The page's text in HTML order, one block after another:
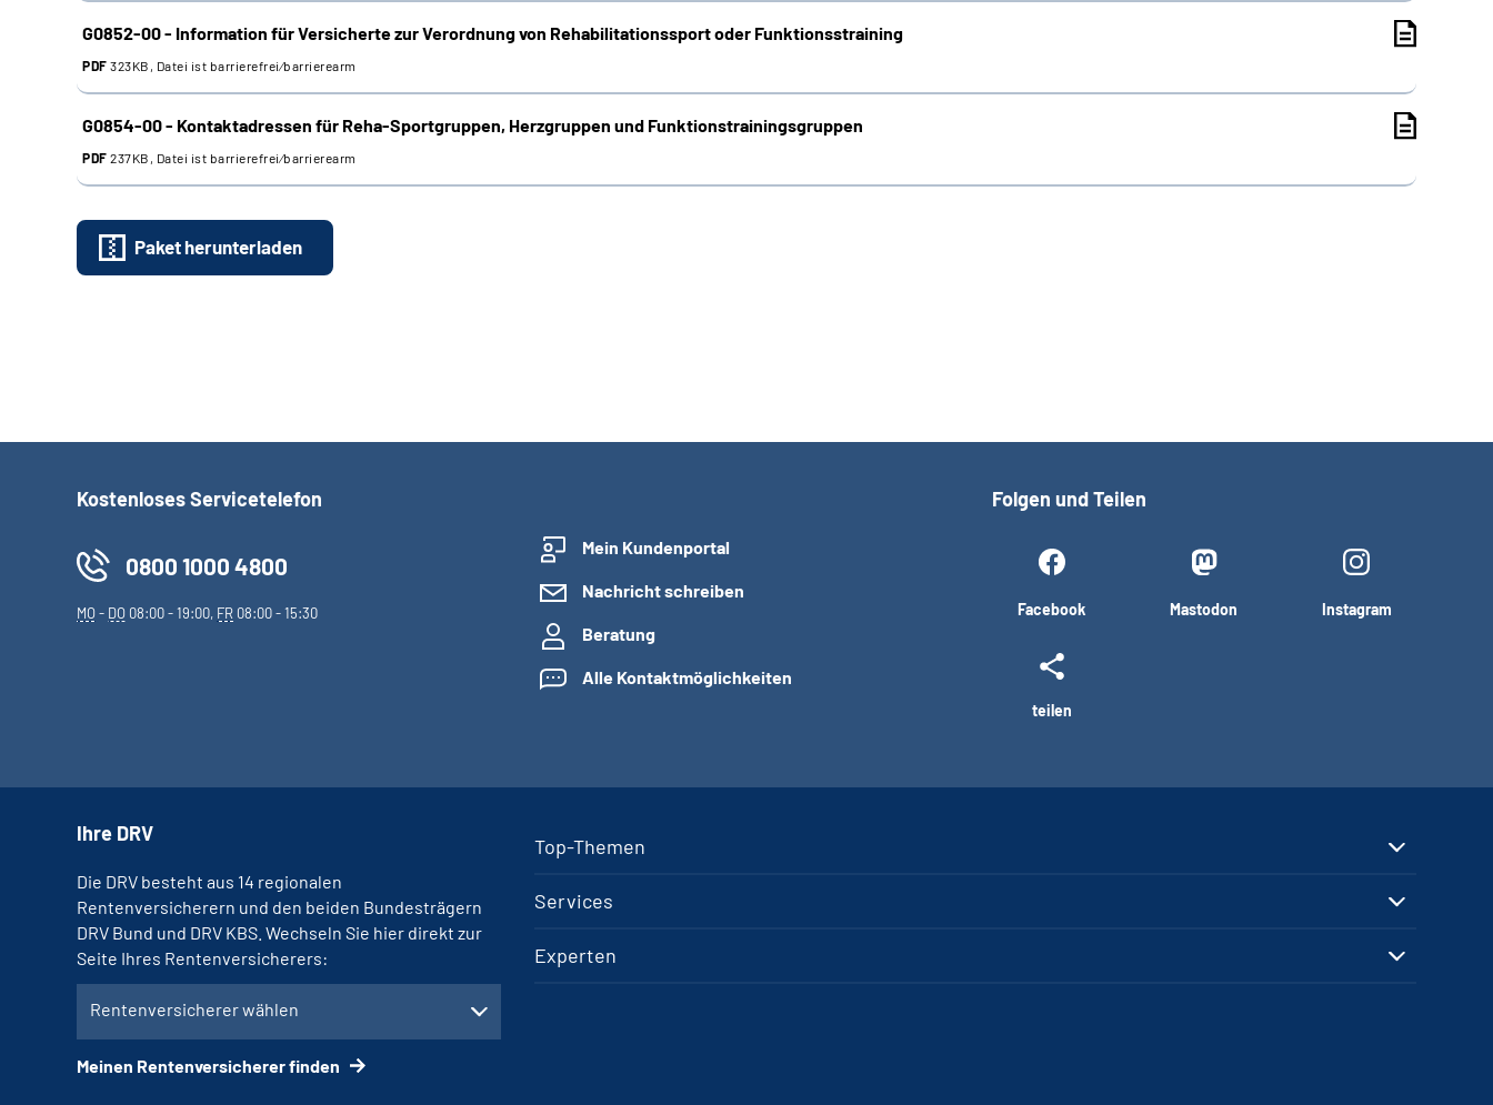
G0852-00 - Information für Versicherte zur Verordnung von Rehabilitationssport oder Funktionsstraining
PDF 323KB, Datei ist barrierefrei⁄barrierearm
G0854-00 - Kontaktadressen für Reha-Sportgruppen, Herzgruppen und Funktionstrainingsgruppen
PDF 237KB, Datei ist barrierefrei⁄barrierearm
Paket herunterladen
Kostenloses Servicetelefon
0800 1000 4800
MO- DO 08:00 - 19:00, FR 08:00 - 15:30
Mein Kundenportal
Nachricht schreiben
Beratung
Alle Kontaktmöglichkeiten
Folgen und Teilen
Facebook Mastodon Instagram
teilen
Top-Themen
Services
Experten
Ihre DRV
Die DRV besteht aus 14 regionalen
Rentenversicherern und den beiden Bundesträgern
DRV Bund und DRV KBS. Wechseln Sie hier direkt zur
Seite Ihres Rentenversicherers:
Rentenversicherer wählen
Meinen Rentenversicherer finden